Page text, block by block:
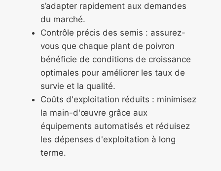
s’adapter rapidement aux demandes
du marché.
Contrôle précis des semis : assurez-
vous que chaque plant de poivron
bénéficie de conditions de croissance
optimales pour améliorer les taux de
survie et la qualité.
Coûts d'exploitation réduits : minimisez
la main-d'œuvre grâce aux
équipements automatisés et réduisez
les dépenses d'exploitation à long
terme.